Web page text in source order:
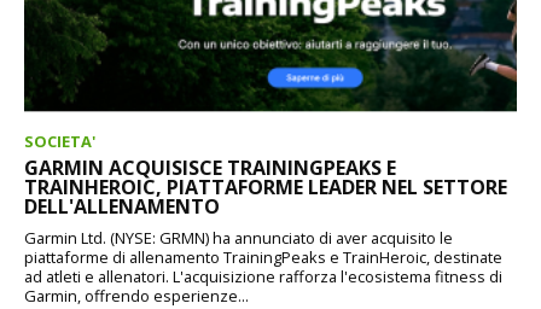
SOCIETA'
GARMIN ACQUISISCE TRAININGPEAKS E
TRAINHEROIC, PIATTAFORME LEADER NEL SETTORE
DELL'ALLENAMENTO
Garmin Ltd. (NYSE: GRMN) ha annunciato di aver acquisito le
piattaforme di allenamento TrainingPeaks e TrainHeroic, destinate
ad atleti e allenatori. L'acquisizione rafforza l'ecosistema fitness di
Garmin, offrendo esperienze...